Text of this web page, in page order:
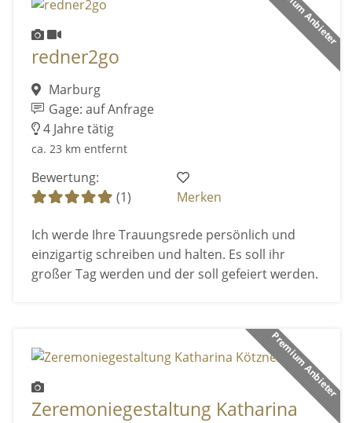
redner2go
Marburg
Gage: auf Anfrage
4 Jahre tätig
ca. 23 km entfernt
Bewertung:
(1)
Merken
Ich werde Ihre Trauungsrede persönlich und
einzigartig schreiben und halten. Es soll ihr
großer Tag werden und der soll gefeiert werden.
Premium Anbieter
Zeremoniegestaltung Katharina